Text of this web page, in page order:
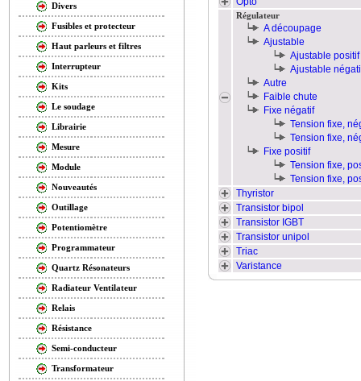
Divers
Fusibles et protecteur
Haut parleurs et filtres
Interrupteur
Kits
Le soudage
Librairie
Mesure
Module
Nouveautés
Outillage
Potentiomètre
Programmateur
Quartz Résonateurs
Radiateur Ventilateur
Relais
Résistance
Semi-conducteur
Transformateur
Régulateur
A découpage
Ajustable
Ajustable positif
Ajustable
Autre
Faible chute
Fixe négatif
Tension fixe,
Tension fixe,
Fixe positif
Tension fixe,
Tension fixe,
Thyristor
Transistor bipol
Transistor IGBT
Transistor unipol
Triac
Varistance